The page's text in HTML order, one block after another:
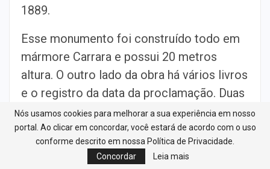
1889.
Esse monumento foi construído todo em
mármore Carrara e possui 20 metros
altura. O outro lado da obra há vários livros
e o registro da data da proclamação. Duas
pequenas estátuas erguem escudos e, em
cada um deles está escrito “Probidade” e
“União”.
Nós usamos cookies para melhorar a sua experiência em nosso
portal. Ao clicar em concordar, você estará de acordo com o uso
conforme descrito em nossa Política de Privacidade.
Concordar
Leia mais